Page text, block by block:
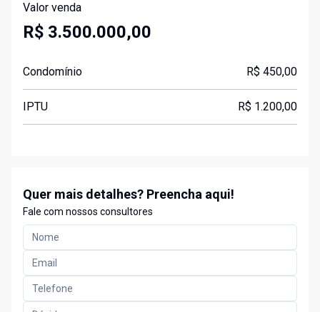
Valor venda
R$ 3.500.000,00
Condomínio R$ 450,00
IPTU R$ 1.200,00
Quer mais detalhes? Preencha aqui!
Fale com nossos consultores